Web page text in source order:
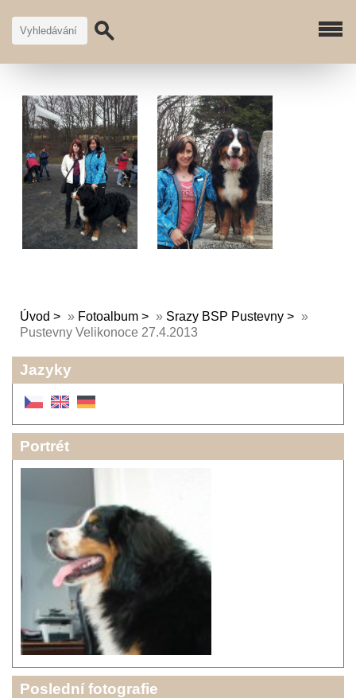
Úvod » Fotoalbum » Srazy BSP Pustevny
»
Pustevny Velikonoce 27.4.2013
Jazyky
Portrét
Poslední fotografie